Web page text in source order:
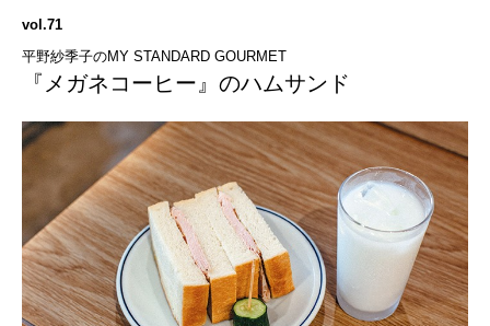
vol.71
平野紗季子のMY STANDARD GOURMET
『メガネコーヒー』のハムサンド